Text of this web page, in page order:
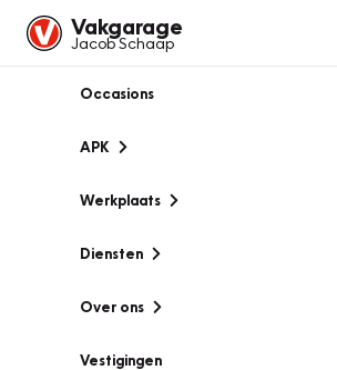
Vakgarage
Jacob Schaap
Occasions
APK
Werkplaats
Diensten
Over ons
Vestigingen